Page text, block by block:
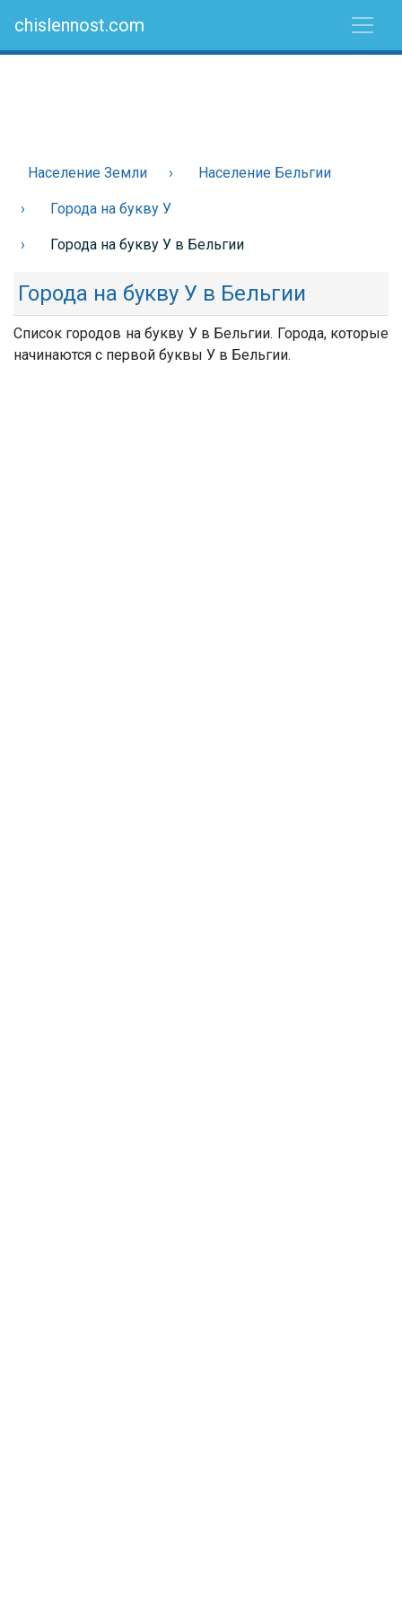
chislennost.com
Население Земли Население Бельгии
Города на букву У
Города на букву У в Бельгии
Города на букву У в Бельгии
Список городов на букву У в Бельгии. Города, которые
начинаются с первой буквы У в Бельгии.